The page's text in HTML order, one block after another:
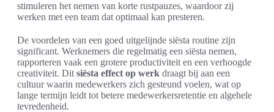
stimuleren het nemen van korte rustpauzes, waardoor zij
werken met een team dat optimaal kan presteren.
De voordelen van een goed uitgelijnde siësta routine zijn
significant. Werknemers die regelmatig een siësta nemen,
rapporteren vaak een grotere productiviteit en een verhoogde
creativiteit. Dit siësta effect op werk draagt bij aan een
cultuur waarin medewerkers zich gesteund voelen, wat op
lange termijn leidt tot betere medewerkersretentie en algehele
tevredenheid.